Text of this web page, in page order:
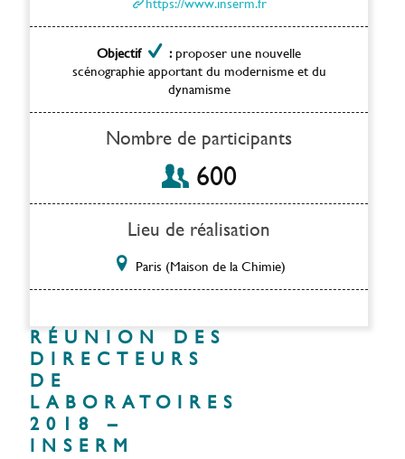
Objectif :proposer une nouvelle
scénographie apportant du modernisme et du
dynamisme
Nombre de participants
600
Lieu de réalisation
Paris (Maison de la Chimie)
RÉUNION DES
DIRECTEURS
DE
LABORATOIRES
2018 –
INSERM